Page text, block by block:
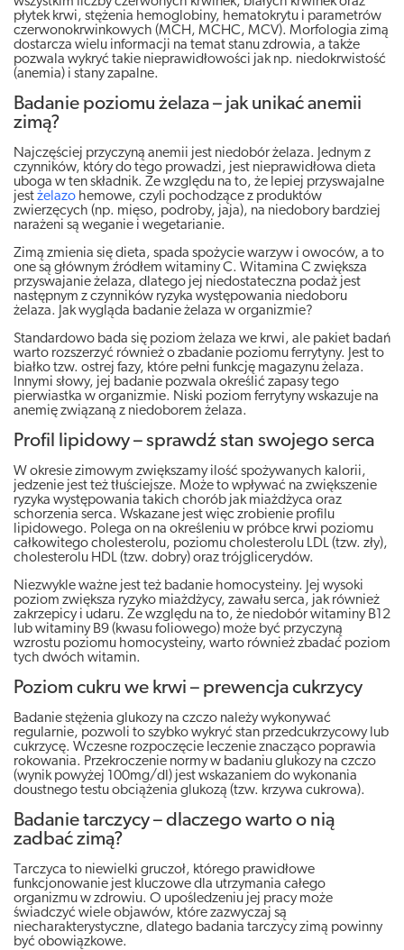
płytek krwi, stężenia hemoglobiny, hematokrytu i parametrów
czerwonokrwinkowych (MCH, MCHC, MCV). Morfologia zimą
dostarcza wielu informacji na temat stanu zdrowia, a także
pozwala wykryć takie nieprawidłowości jak np. niedokrwistość
(anemia) i stany zapalne.
Badanie poziomu żelaza – jak unikać anemii
zimą?
Najczęściej przyczyną anemii jest niedobór żelaza. Jednym z
czynników, który do tego prowadzi, jest nieprawidłowa dieta
uboga w ten składnik. Ze względu na to, że lepiej przyswajalne
jestżelazo hemowe, czyli pochodzące z produktów
zwierzęcych (np. mięso, podroby, jaja), na niedobory bardziej
narażeni są weganie i wegetarianie.
Zimą zmienia się dieta, spada spożycie warzyw i owoców, a to
one są głównym źródłem witaminy C. Witamina C zwiększa
przyswajanie żelaza, dlatego jej niedostateczna podaż jest
następnym z czynników ryzyka występowania niedoboru
żelaza. Jak wygląda badanie żelaza w organizmie?
Standardowo bada się poziom żelaza we krwi, ale pakiet badań
warto rozszerzyć również o zbadanie poziomu ferrytyny. Jest to
białko tzw. ostrej fazy, które pełni funkcję magazynu żelaza.
Innymi słowy, jej badanie pozwala określić zapasy tego
pierwiastka w organizmie. Niski poziom ferrytyny wskazuje na
anemię związaną z niedoborem żelaza.
Profil lipidowy – sprawdź stan swojego serca
W okresie zimowym zwiększamy ilość spożywanych kalorii,
jedzenie jest też tłuściejsze. Może to wpływać na zwiększenie
ryzyka występowania takich chorób jak miażdżyca oraz
schorzenia serca. Wskazane jest więc zrobienie profilu
lipidowego. Polega on na określeniu w próbce krwi poziomu
całkowitego cholesterolu, poziomu cholesterolu LDL (tzw. zły),
cholesterolu HDL (tzw. dobry) oraz trójglicerydów.
Niezwykle ważne jest też badanie homocysteiny. Jej wysoki
poziom zwiększa ryzyko miażdżycy, zawału serca, jak również
zakrzepicy i udaru. Ze względu na to, że niedobór witaminy B12
lub witaminy B9 (kwasu foliowego) może być przyczyną
wzrostu poziomu homocysteiny, warto również zbadać poziom
tych dwóch witamin.
Poziom cukru we krwi – prewencja cukrzycy
Badanie stężenia glukozy na czczo należy wykonywać
regularnie, pozwoli to szybko wykryć stan przedcukrzycowy lub
cukrzycę. Wczesne rozpoczęcie leczenie znacząco poprawia
rokowania. Przekroczenie normy w badaniu glukozy na czczo
(wynik powyżej 100mg/dl) jest wskazaniem do wykonania
doustnego testu obciążenia glukozą (tzw. krzywa cukrowa).
Badanie tarczycy – dlaczego warto o nią
zadbać zimą?
Tarczyca to niewielki gruczoł, którego prawidłowe
funkcjonowanie jest kluczowe dla utrzymania całego
organizmu w zdrowiu. O upośledzeniu jej pracy może
świadczyć wiele objawów, które zazwyczaj są
niecharakterystyczne, dlatego badania tarczycy zimą powinny
być obowiązkowe.